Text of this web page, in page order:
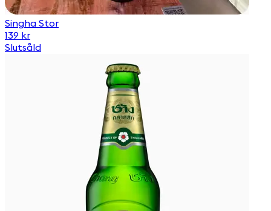
Singha Stor
139 kr
Slutsåld